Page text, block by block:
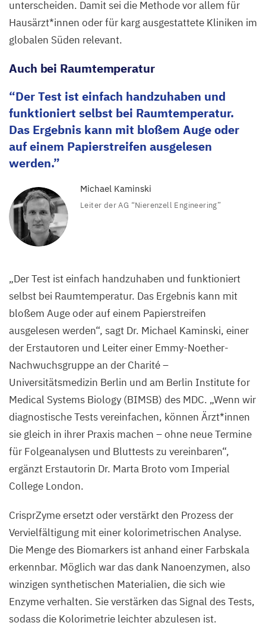
als
Signalverstärker,
um
CRISPR/​
Cas
Enzymen
Nukleinsäuren
zu
ermitteln.
Midjourney
unterscheiden. Damit sei die Methode vor allem für
Hausärzt*innen oder für karg ausgestattete Kliniken im
globalen Süden relevant.
Auch bei Raumtemperatur
Der Test ist einfach handzuhaben und
funktioniert selbst bei Raumtemperatur.
Das Ergebnis kann mit bloßem Auge oder
auf einem Papierstreifen ausgelesen
werden.
Michael Kaminski
Leiter derAG “Nierenzell Engineering”
„Der Test ist einfach handzuhaben und funktioniert
selbst bei Raumtemperatur. Das Ergebnis kann mit
bloßem Auge oder auf einem Papierstreifen
ausgelesen werden“, sagt Dr. Michael Kaminski, einer
der Erstautoren und Leiter einer Emmy-Noether-
Nachwuchsgruppe an der Charité –
Universitätsmedizin Berlin und am Berlin Institute for
Medical Systems Biology (BIMSB) des MDC. „Wenn wir
diagnostische Tests vereinfachen, können Ärzt*innen
sie gleich in ihrer Praxis machen – ohne neue Termine
für Folgeanalysen und Bluttests zu vereinbaren“,
ergänzt Erstautorin Dr. Marta Broto vom Imperial
College London.
CrisprZyme ersetzt oder verstärkt den Prozess der
Vervielfältigung mit einer kolorimetrischen Analyse.
Die Menge des Biomarkers ist anhand einer Farbskala
erkennbar. Möglich war das dank Nanoenzymen, also
winzigen synthetischen Materialien, die sich wie
Enzyme verhalten. Sie verstärken das Signal des Tests,
sodass die Kolorimetrie leichter abzulesen ist.